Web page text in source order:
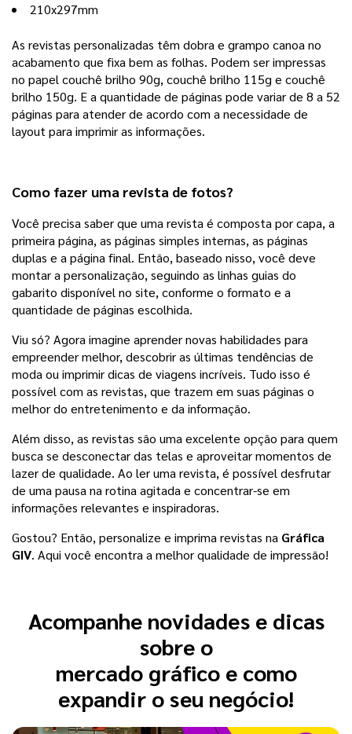
210x297mm
As revistas personalizadas têm dobra e grampo canoa no
acabamento que fixa bem as folhas. Podem ser impressas
no papel couchê brilho 90g, couchê brilho 115g e couchê
brilho 150g. E a quantidade de páginas pode variar de 8 a 52
páginas para atender de acordo com a necessidade de
layout para imprimir as informações.
Como fazer uma revista de fotos?
Você precisa saber que uma revista é composta por capa, a
primeira página, as páginas simples internas, as páginas
duplas e a página final. Então, baseado nisso, você deve
montar a personalização, seguindo as linhas guias do
gabarito disponível no site, conforme o formato e a
quantidade de páginas escolhida.
Viu só? Agora imagine aprender novas habilidades para
empreender melhor, descobrir as últimas tendências de
moda ou imprimir dicas de viagens incríveis. Tudo isso é
possível com as revistas, que trazem em suas páginas o
melhor do entretenimento e da informação.
Além disso, as revistas são uma excelente opção para quem
busca se desconectar das telas e aproveitar momentos de
lazer de qualidade. Ao ler uma revista, é possível desfrutar
de uma pausa na rotina agitada e concentrar-se em
informações relevantes e inspiradoras.
Gostou? Então, personalize e imprima revistas na Gráfica
GIV. Aqui você encontra a melhor qualidade de impressão!
Acompanhe novidades e dicas
sobre o
mercado gráfico e como
expandir o seu negócio!